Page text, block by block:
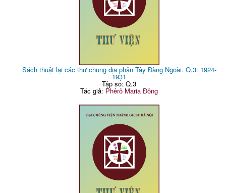
Sách thuật lại các thư chung địa phận Tây Đàng Ngoài. Q.3: 1924-
1931
Tập số: Q.3
Tác giả: Phêrô Maria Đông